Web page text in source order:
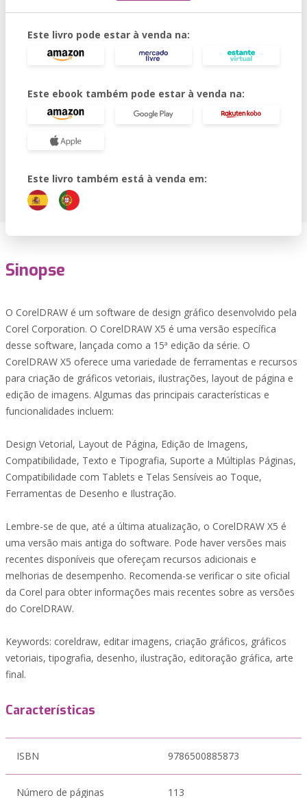
Este livro pode estar à venda na:
Este ebook também pode estar à venda na:
Este livro também está à venda em:
Sinopse
O CorelDRAW é um software de design gráfico desenvolvido pela
Corel Corporation. O CorelDRAW X5 é uma versão específica
desse software, lançada como a 15ª edição da série. O
CorelDRAW X5 oferece uma variedade de ferramentas e recursos
para criação de gráficos vetoriais, ilustrações, layout de página e
edição de imagens. Algumas das principais características e
funcionalidades incluem:
Design Vetorial, Layout de Página, Edição de Imagens,
Compatibilidade, Texto e Tipografia, Suporte a Múltiplas Páginas,
Compatibilidade com Tablets e Telas Sensíveis ao Toque,
Ferramentas de Desenho e Ilustração.
Lembre-se de que, até a última atualização, o CorelDRAW X5 é
uma versão mais antiga do software. Pode haver versões mais
recentes disponíveis que ofereçam recursos adicionais e
melhorias de desempenho. Recomenda-se verificar o site oficial
da Corel para obter informações mais recentes sobre as versões
do CorelDRAW.
Keywords: coreldraw, editar imagens, criação gráficos, gráficos
vetoriais, tipografia, desenho, ilustração, editoração gráfica, arte
final.
Características
ISBN 9786500885873
Número de páginas 113